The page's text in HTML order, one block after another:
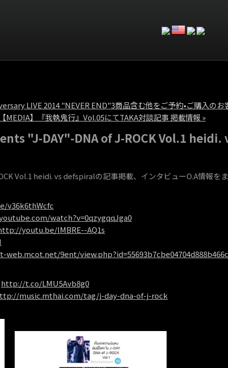
LIVE 2014 "NEVER END"3商品含む他をご予約•ご購入のお
【MEDIA】『我執鬼行』Vol.05にてTAKA対談記事 掲載情報 »
"J-DAY"-DNA of J-ROCK Vol.1 heidi.
Vol.1 heidi. vs defspiralの記事掲載、インタビューO.A情報を
v36k6thWcfc
watch?v=0qzygqqJga0
youtu.be/lMBRE--AQ1s
9ent/view.php?id=55693b7cbe04704d888b466c
http://t.co/LMU5Avb8g0
music.mthai.com/tag/j-day-dna-of-j-rock